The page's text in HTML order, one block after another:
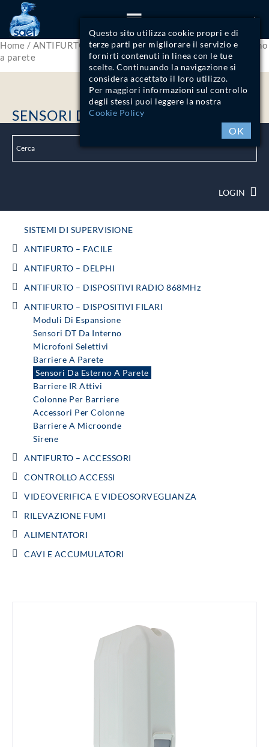
Questo sito utilizza cookie propri e di
terze parti per migliorare il servizio e
fornirti contenuti in linea con le tue
scelte. Continuando la navigazione si
considera accettato il loro utilizzo.
Per maggiori informazioni sul controllo
degli stessi puoi leggere la nostra
Cookie Policy
OK
Home / ANTIFURTO - DISPOSITIVI FILARI/ Sensori da esterno
a parete
SENSORI DA ESTERNO A PARETE
LOGIN
SISTEMI DI SUPERVISIONE
ANTIFURTO – FACILE
ANTIFURTO – DELPHI
ANTIFURTO – DISPOSITIVI RADIO 868MHz
ANTIFURTO – DISPOSITIVI FILARI
Moduli Di Espansione
Sensori DT Da Interno
Microfoni Selettivi
Barriere A Parete
Sensori Da Esterno A Parete
Barriere IR Attivi
Colonne Per Barriere
Accessori Per Colonne
Barriere A Microonde
Sirene
ANTIFURTO – ACCESSORI
CONTROLLO ACCESSI
VIDEOVERIFICA E VIDEOSORVEGLIANZA
RILEVAZIONE FUMI
ALIMENTATORI
CAVI E ACCUMULATORI